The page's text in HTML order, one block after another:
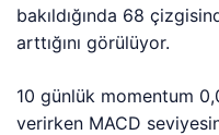
bakıldığında 68
arttığını görülüyor.
10 günlük momentum
verirken MACD